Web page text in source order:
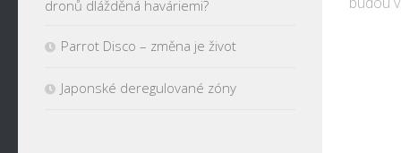
dronů dlážděná haváriemi?
Parrot Disco – změna je život
Japonské deregulované zóny